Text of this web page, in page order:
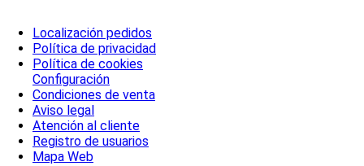
Localización pedidos
Política de privacidad
Política de cookies
Configuración
Condiciones de venta
Aviso legal
Atención al cliente
Registro de usuarios
Mapa Web